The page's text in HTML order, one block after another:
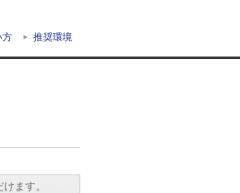
方 推奨環境
ます。